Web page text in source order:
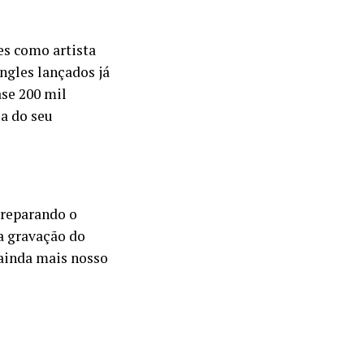
como artista
lançados já
200 mil
do seu
o
gravação do
mais nosso